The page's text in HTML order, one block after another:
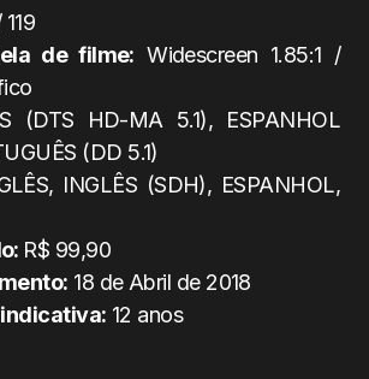
de filme: Widescreen 1.85:1 /
(DTS HD-MA 5.1), ESPANHOL
(DD 5.1)
INGLÊS (SDH), ESPANHOL,
R$ 99,90
18 de Abril de 2018
12 anos